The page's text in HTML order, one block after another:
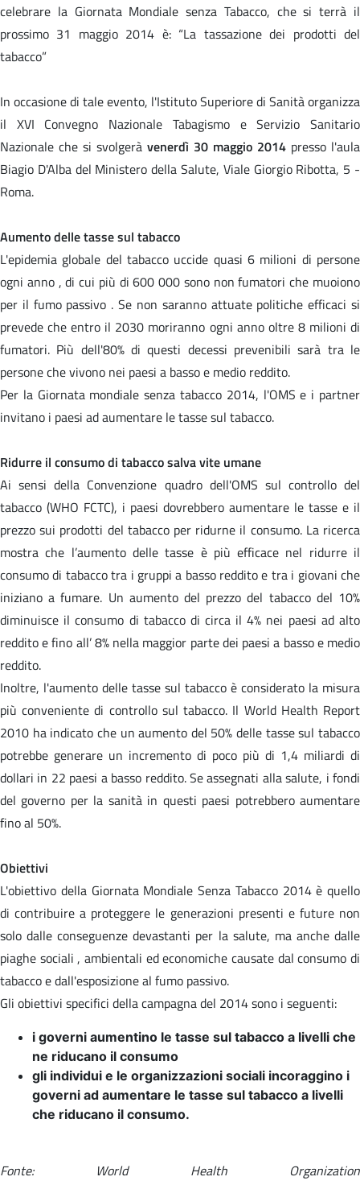
celebrare la Giornata Mondiale senza Tabacco, che si terrà il
prossimo 31 maggio 2014 è: “La tassazione dei prodotti del
tabacco”
In occasione di tale evento, l'Istituto Superiore di Sanità organizza
il XVI Convegno Nazionale Tabagismo e Servizio Sanitario
Nazionale che si svolgerà venerdì 30 maggio 2014 presso l'aula
Biagio D'Alba del Ministero della Salute, Viale Giorgio Ribotta, 5 -
Roma.
Aumento delle tasse sul tabacco
L'epidemia globale del tabacco uccide quasi 6 milioni di persone
ogni anno , di cui più di 600 000 sono non fumatori che muoiono
per il fumo passivo . Se non saranno attuate politiche efficaci si
prevede che entro il 2030 moriranno ogni anno oltre 8 milioni di
fumatori. Più dell'80% di questi decessi prevenibili sarà tra le
persone che vivono nei paesi a basso e medio reddito.
Per la Giornata mondiale senza tabacco 2014, l'OMS e i partner
invitano i paesi ad aumentare le tasse sul tabacco.
Ridurre il consumo di tabacco salva vite umane
Ai sensi della Convenzione quadro dell'OMS sul controllo del
tabacco (WHO FCTC), i paesi dovrebbero aumentare le tasse e il
prezzo sui prodotti del tabacco per ridurne il consumo. La ricerca
mostra che l’aumento delle tasse è più efficace nel ridurre il
consumo di tabacco tra i gruppi a basso reddito e tra i giovani che
iniziano a fumare. Un aumento del prezzo del tabacco del 10%
diminuisce il consumo di tabacco di circa il 4% nei paesi ad alto
reddito e fino all’ 8% nella maggior parte dei paesi a basso e medio
reddito.
Inoltre, l'aumento delle tasse sul tabacco è considerato la misura
più conveniente di controllo sul tabacco. Il World Health Report
2010 ha indicato che un aumento del 50% delle tasse sul tabacco
potrebbe generare un incremento di poco più di 1,4 miliardi di
dollari in 22 paesi a basso reddito. Se assegnati alla salute, i fondi
del governo per la sanità in questi paesi potrebbero aumentare
fino al 50%.
Obiettivi
L'obiettivo della Giornata Mondiale Senza Tabacco 2014 è quello
di contribuire a proteggere le generazioni presenti e future non
solo dalle conseguenze devastanti per la salute, ma anche dalle
piaghe sociali , ambientali ed economiche causate dal consumo di
tabacco e dall'esposizione al fumo passivo.
Gli obiettivi specifici della campagna del 2014 sono i seguenti:
i governi aumentino le tasse sul tabacco a livelli che
ne riducano il consumo
gli individui e le organizzazioni sociali incoraggino i
governi ad aumentare le tasse sul tabacco a livelli
che riducano il consumo.
Fonte: World Health Organization